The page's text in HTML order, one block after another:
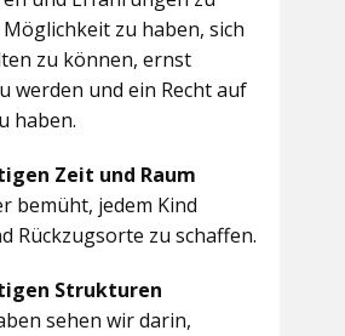
zu haben, sich
zu können, ernst
werden und ein Recht auf
haben.
Zeit und Raum
bemüht, jedem Kind
Rückzugsorte zu schaffen.
Strukturen
sehen wir darin,